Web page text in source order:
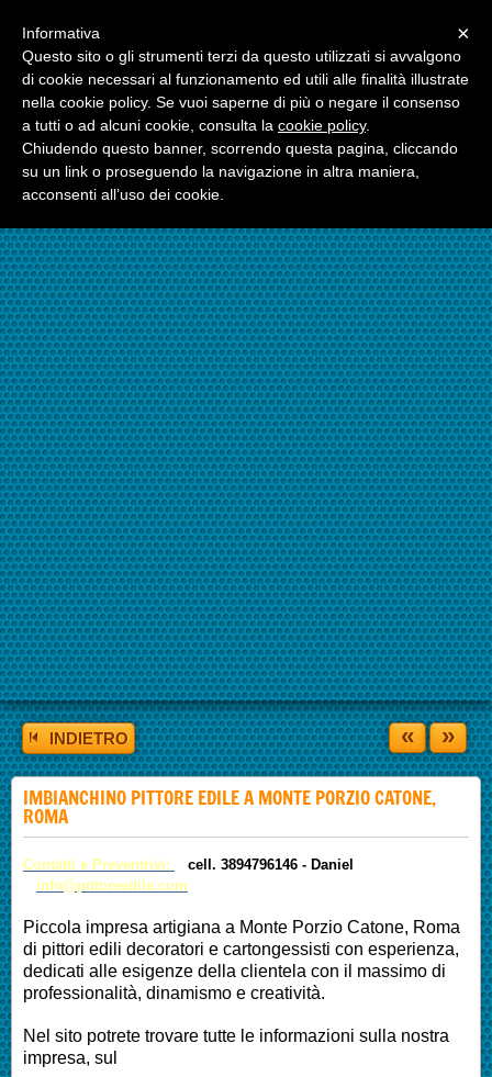
☎324.7403485
INDIETRO « »
IMBIANCHINO PITTORE EDILE A MONTE PORZIO CATONE,
ROMA
Contatti e Preventrivi: cell. 3894796146 - Daniel
info@pittoreedile.com
Piccola impresa artigiana a Monte Porzio Catone, Roma
di pittori edili decoratori e cartongessisti con esperienza,
dedicati alle esigenze della clientela con il massimo di
professionalità, dinamismo e creatività.
Nel sito potrete trovare tutte le informazioni sulla nostra
impresa, sul
×
Informativa
Questo sito o gli strumenti terzi da questo utilizzati si avvalgono
di cookie necessari al funzionamento ed utili alle finalità illustrate
nella cookie policy. Se vuoi saperne di più o negare il consenso
a tutti o ad alcuni cookie, consulta la cookie policy.
Chiudendo questo banner, scorrendo questa pagina, cliccando
su un link o proseguendo la navigazione in altra maniera,
acconsenti all’uso dei cookie.